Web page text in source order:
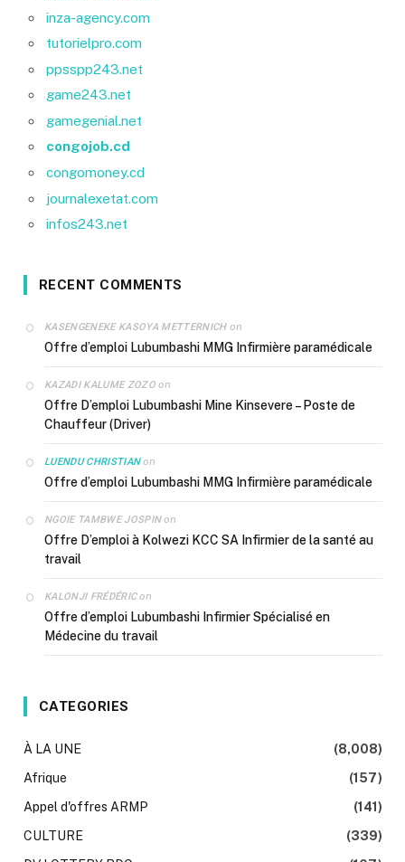
inza-agency.com
tutorielpro.com
ppsspp243.net
game243.net
gamegenial.net
congojob.cd
congomoney.cd
journalexetat.com
infos243.net
RECENT COMMENTS
KASENGENEKE KASOYA METTERNICHon
Offre d’emploi Lubumbashi MMG Infirmière paramédicale
KAZADI KALUME ZOZOon
Offre D’emploi Lubumbashi Mine Kinsevere – Poste de
Chauffeur (Driver)
LUENDU CHRISTIANon
Offre d’emploi Lubumbashi MMG Infirmière paramédicale
NGOIE TAMBWE JOSPINon
Offre D’emploi à Kolwezi KCC SA Infirmier de la santé au
travail
KALONJI FRÉDÉRICon
Offre d’emploi Lubumbashi Infirmier Spécialisé en
Médecine du travail
CATEGORIES
À LA UNE
(8,008)
Afrique
(157)
Appel d'offres ARMP
(141)
CULTURE
(339)